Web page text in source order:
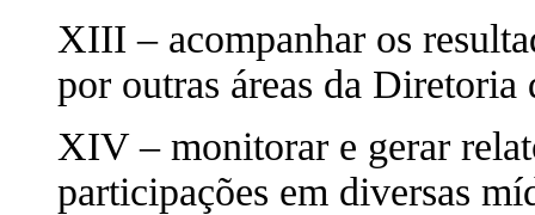
XIII – acompanhar os
por outras áreas da
XIV – monitorar e gerar
participações em diversas